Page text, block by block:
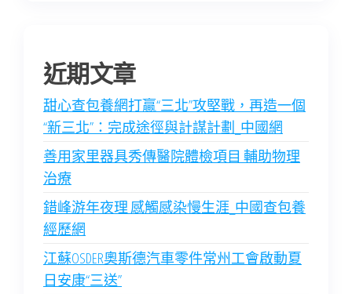
近期文章
甜心查包養網打贏“三北”攻堅戰，再造一個
“新三北”：完成途徑與計謀計劃_中國網
善用家里器具秀傳醫院體檢項目 輔助物理
治療
錯峰游年夜理 感觸感染慢生涯_中國查包養
經歷網
江蘇OSDER奧斯德汽車零件常州工會啟動夏
日安康“三送”